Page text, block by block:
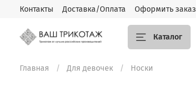
Контакты Доставка/Оплата Оформить заказ
Каталог
Главная Для девочек Носки